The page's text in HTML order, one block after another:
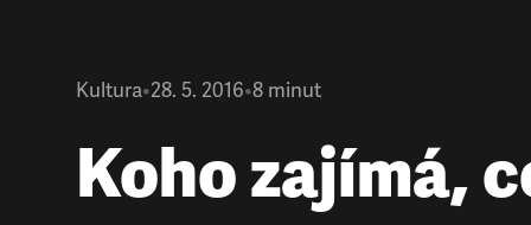
Kultura•28. 5. 2016•8 minut
Koho zajímá,